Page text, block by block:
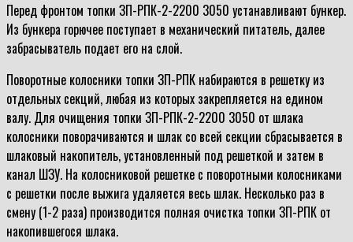
Перед фронтом топки ЗП-РПК-2-2200 3050 устанавливают бункер.
Из бункера горючее поступает в механический питатель, далее
забрасыватель подает его на слой.
Поворотные колосники топки ЗП-РПК набираются в решетку из
отдельных секций, любая из которых закрепляется на едином
валу. Для очищения топки ЗП-РПК-2-2200 3050 от шлака
колосники поворачиваются и шлак со всей секции сбрасывается в
шлаковый накопитель, установленный под решеткой и затем в
канал ШЗУ. На колосниковой решетке с поворотными колосниками
с решетки после выжига удаляется весь шлак. Несколько раз в
смену (1-2 раза) производится полная очистка топки ЗП-РПК от
накопившегося шлака.